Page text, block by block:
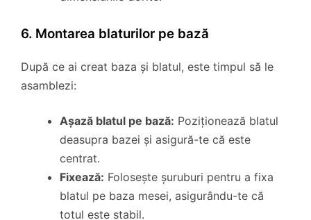
6. Montarea blaturilor pe bază
După ce ai creat baza și blatul, este timpul să le
asamblezi:
Așază blatul pe bază: Poziționează blatul
deasupra bazei și asigură-te că este
centrat.
Fixează: Folosește șuruburi pentru a fixa
blatul pe baza mesei, asigurându-te că
totul este stabil.